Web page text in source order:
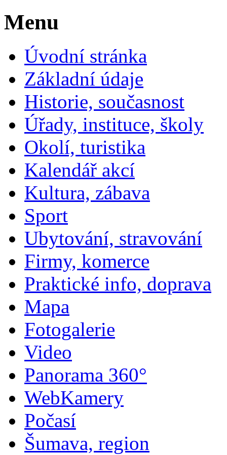
Menu
Úvodní stránka
Základní údaje
Historie, současnost
Úřady, instituce, školy
Okolí, turistika
Kalendář akcí
Kultura, zábava
Sport
Ubytování, stravování
Firmy, komerce
Praktické info, doprava
Mapa
Fotogalerie
Video
Panorama 360°
WebKamery
Počasí
Šumava, region